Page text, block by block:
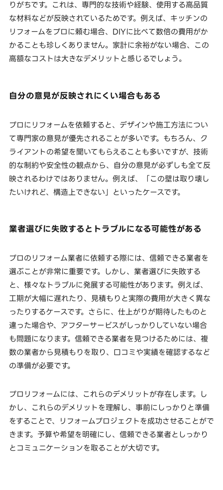
りがちです。これは、専門的な技術や経験、使用する高品質
な材料などが反映されているためです。例えば、キッチンの
リフォームをプロに頼む場合、DIYに比べて数倍の費用がか
かることも珍しくありません。家計に余裕がない場合、この
高額なコストは大きなデメリットと感じるでしょう。
自分の意見が反映されにくい場合もある
プロにリフォームを依頼すると、デザインや施工方法につい
て専門家の意見が優先されることが多いです。もちろん、ク
ライアントの希望を聞いてもらえることも多いですが、技術
的な制約や安全性の観点から、自分の意見が必ずしも全て反
映されるわけではありません。例えば、「この壁は取り壊し
たいけれど、構造上できない」といったケースです。
業者選びに失敗するとトラブルになる可能性がある
プロのリフォーム業者に依頼する際には、信頼できる業者を
選ぶことが非常に重要です。しかし、業者選びに失敗する
と、様々なトラブルに発展する可能性があります。例えば、
工期が大幅に遅れたり、見積もりと実際の費用が大きく異な
ったりするケースです。さらに、仕上がりが期待したものと
違った場合や、アフターサービスがしっかりしていない場合
も問題になります。信頼できる業者を見つけるためには、複
数の業者から見積もりを取り、口コミや実績を確認するなど
の準備が必要です。
プロリフォームには、これらのデメリットが存在します。し
かし、これらのデメリットを理解し、事前にしっかりと準備
をすることで、リフォームプロジェクトを成功させることがで
きます。予算や希望を明確にし、信頼できる業者としっかり
とコミュニケーションを取ることが大切です。